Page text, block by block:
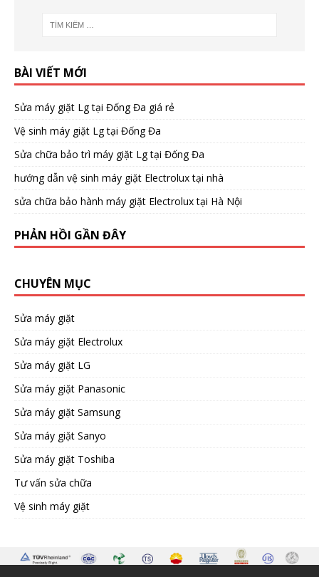
BÀI VIẾT MỚI
Sửa máy giặt Lg tại Đống Đa giá rẻ
Vệ sinh máy giặt Lg tại Đống Đa
Sửa chữa bảo trì máy giặt Lg tại Đống Đa
hướng dẫn vệ sinh máy giặt Electrolux tại nhà
sửa chữa bảo hành máy giặt Electrolux tại Hà Nội
PHẢN HỒI GẦN ĐÂY
CHUYÊN MỤC
Sửa máy giặt
Sửa máy giặt Electrolux
Sửa máy giặt LG
Sửa máy giặt Panasonic
Sửa máy giặt Samsung
Sửa máy giặt Sanyo
Sửa máy giặt Toshiba
Tư vấn sửa chữa
Vệ sinh máy giặt